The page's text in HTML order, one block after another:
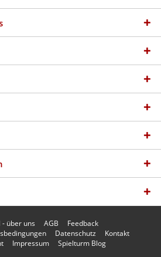
- über uns AGB
Feedback
Datenschutz
Kontakt
Impressum Spielturm Blog